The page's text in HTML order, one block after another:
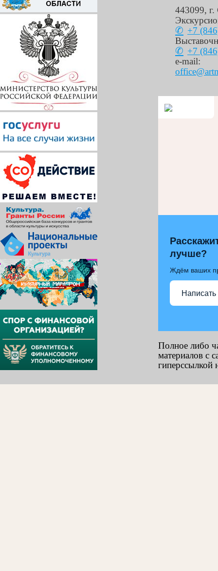
443099, г.
+7
+7
e-mail:
лучше?
Ждём ваших
Написать
Полное либо
материалов с
гиперссылкой